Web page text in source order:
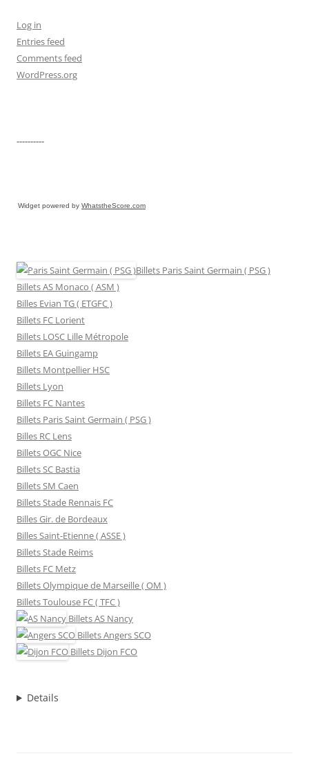
Log in
Entries feed
Comments feed
WordPress.org
----------
Widget powered by WhatstheScore.com
Billets Paris Saint Germain ( PSG )
Billets AS Monaco ( ASM )
Billes Evian TG ( ETGFC )
Billets FC Lorient
Billets LOSC Lille Métropole
Billets EA Guingamp
Billets Montpellier HSC
Billets Lyon
Billets FC Nantes
Billets Paris Saint Germain ( PSG )
Billes RC Lens
Billets OGC Nice
Billets SC Bastia
Billets SM Caen
Billets Stade Rennais FC
Billes Gir. de Bordeaux
Billes Saint-Etienne ( ASSE )
Billets Stade Reims
Billets FC Metz
Billets Olympique de Marseille ( OM )
Billets Toulouse FC ( TFC )
BilletsAS Nancy
BilletsAngers SCO
Billets Dijon FCO
Details